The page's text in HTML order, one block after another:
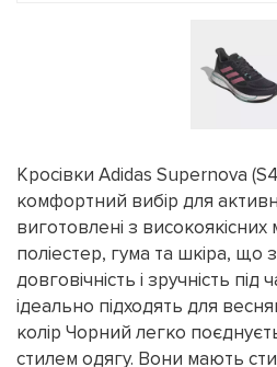
Кросівки Adidas Supernova
комфортний вибір для
виготовлені з високоякісних
поліестер, гума та шкіра, що
довговічність і зручність під
ідеально підходять для
колір Чорний легко
стилем одягу. Вони мають